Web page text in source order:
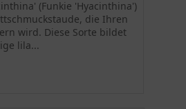
(Funkie 'Hyacinthina')
die Ihren
wird. Diese Sorte bildet
lila...